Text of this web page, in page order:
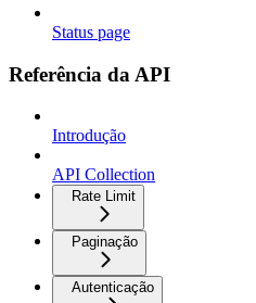
Status page
Referência da API
Introdução
API Collection
Rate Limit
Paginação
Autenticação